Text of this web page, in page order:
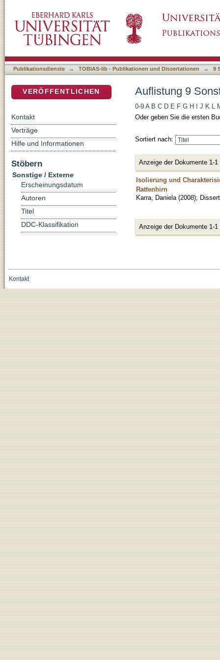
Publikationsdienste → TOBIAS-lib - Publikationen und Dissertationen → 9
Auflistung 9
0-9 A B C D E F G H J K L
Oder geben Sie die ersten
Sortiert nach:
Anzeige der Dokumente 1-1
Isolierung und
Rattenhirn
Karra, Daniela (2008);
Anzeige der Dokumente 1-1
VERÖFFENTLICHEN
Kontakt
Verträge
Hilfe und Informationen
Stöbern
Sonstige / Externe
Erscheinungsdatum
Autoren
Titel
DDC-Klassifikation
Kontakt